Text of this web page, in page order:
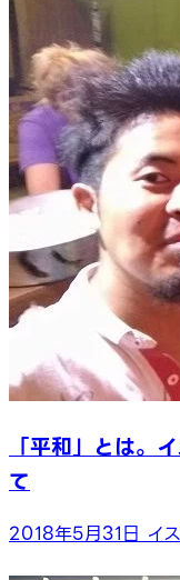
「平和」とは。
て
2018年5月31日 イ